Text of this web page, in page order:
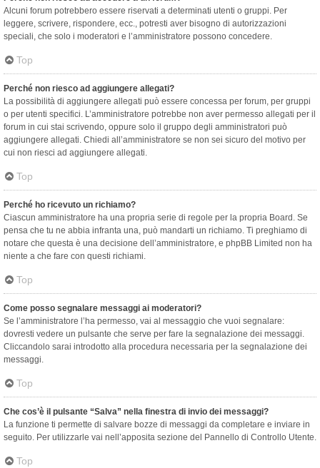
Alcuni forum potrebbero essere riservati a determinati utenti o gruppi. Per
leggere, scrivere, rispondere, ecc., potresti aver bisogno di autorizzazioni
speciali, che solo i moderatori e l’amministratore possono concedere.
Top
Perché non riesco ad aggiungere allegati?
La possibilità di aggiungere allegati può essere concessa per forum, per gruppi
o per utenti specifici. L’amministratore potrebbe non aver permesso allegati per il
forum in cui stai scrivendo, oppure solo il gruppo degli amministratori può
aggiungere allegati. Chiedi all’amministratore se non sei sicuro del motivo per
cui non riesci ad aggiungere allegati.
Top
Perché ho ricevuto un richiamo?
Ciascun amministratore ha una propria serie di regole per la propria Board. Se
pensa che tu ne abbia infranta una, può mandarti un richiamo. Ti preghiamo di
notare che questa è una decisione dell’amministratore, e phpBB Limited non ha
niente a che fare con questi richiami.
Top
Come posso segnalare messaggi ai moderatori?
Se l’amministratore l’ha permesso, vai al messaggio che vuoi segnalare:
dovresti vedere un pulsante che serve per fare la segnalazione dei messaggi.
Cliccandolo sarai introdotto alla procedura necessaria per la segnalazione dei
messaggi.
Top
Che cos’è il pulsante “Salva” nella finestra di invio dei messaggi?
La funzione ti permette di salvare bozze di messaggi da completare e inviare in
seguito. Per utilizzarle vai nell’apposita sezione del Pannello di Controllo Utente.
Top